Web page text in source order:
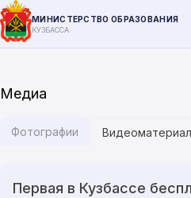
МИНИСТЕРСТВО ОБРАЗОВАНИЯ
КУЗБАССА
Медиа
Фотографии
Первая в Кузбассе